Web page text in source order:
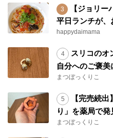
【ジョリー
平日ランチが、
happydaimama
スリコのオ
自分へのご褒美
まつぼっくりこ
【完売続
り」を薬局で
まつぼっくりこ